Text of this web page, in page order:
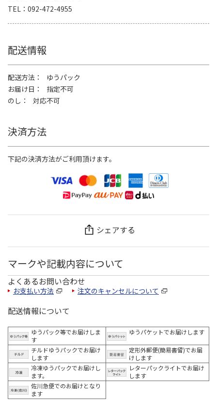
TEL
092-472-4955
配送情報
配送方法
ゆうパック
お届け日
指定不可
のし
対応不可
決済方法
下記の決済方法がご利用頂けます。
シェアする
マークや記載内容について
よくあるお問い合わせ
お支払い方法 注文のキャンセルについて
配送情報について
ゆうパック等でお届けしま
す
ゆうパケットでお届けします
チルドゆうパックでお届け
します
定形外郵便(簡易書留)でお届
けします
冷凍ゆうパックでお届けし
ます。
レターパックライトでお届け
します
佐川急便でのお届けとなり
ます